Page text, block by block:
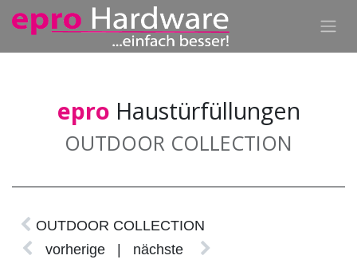
epro Haustürfüllungen
OUTDOOR COLLECTION
OUTDOOR COLLECTION
vorherige
| nächste